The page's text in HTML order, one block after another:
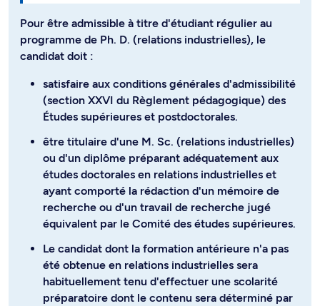
Pour être admissible à titre d'étudiant régulier au
programme de Ph. D. (relations industrielles), le
candidat doit :
satisfaire aux conditions générales d'admissibilité
(section XXVI du Règlement pédagogique) des
Études supérieures et postdoctorales.
être titulaire d'une M. Sc. (relations industrielles)
ou d'un diplôme préparant adéquatement aux
études doctorales en relations industrielles et
ayant comporté la rédaction d'un mémoire de
recherche ou d'un travail de recherche jugé
équivalent par le Comité des études supérieures.
Le candidat dont la formation antérieure n'a pas
été obtenue en relations industrielles sera
habituellement tenu d'effectuer une scolarité
préparatoire dont le contenu sera déterminé par